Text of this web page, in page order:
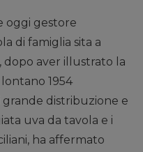
oggi gestore
di famiglia sita a
dopo aver illustrato la
1954
distribuzione e
uva da tavola e i
ha affermato